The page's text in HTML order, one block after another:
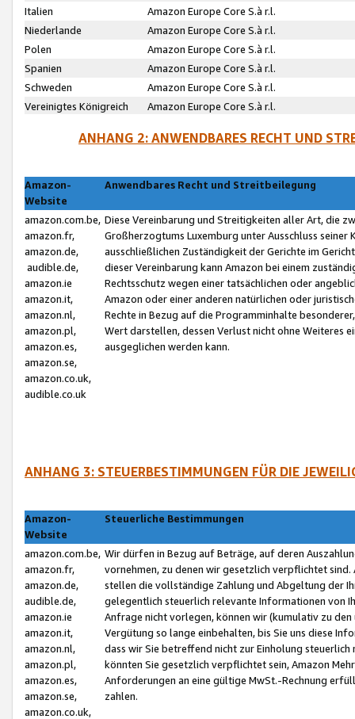
Italien
Amazon Europe Core S.à r.l.
Niederlande
Amazon Europe Core S.à r.l.
Polen
Amazon Europe Core S.à r.l.
Spanien
Amazon Europe Core S.à r.l.
Schweden
Amazon Europe Core S.à r.l.
Vereinigtes Königreich
Amazon Europe Core S.à r.l.
ANHANG 2: ANWENDBARES RECHT UND
Amazon-
Website
Anwendbares Recht und Streitbeilegung
amazon.com.be,
amazon.fr,
amazon.de,
audible.de,
amazon.ie
amazon.it,
amazon.nl,
amazon.pl,
amazon.es,
amazon.se,
amazon.co.uk,
audible.co.uk
Diese Vereinbarung und Streitigkeiten aller Art, die
Großherzogtums Luxemburg unter Ausschluss
ausschließlichen Zuständigkeit der Gerichte im
dieser Vereinbarung kann Amazon bei einem
Rechtsschutz wegen einer tatsächlichen oder
Amazon oder einer anderen natürlichen oder
Rechte in Bezug auf die Programminhalte
Wert darstellen, dessen Verlust nicht ohne Weiteres
ausgeglichen werden kann.
ANHANG 3: STEUERBESTIMMUNGEN FÜR DIE
Amazon-
Website
Steuerliche Bestimmungen
amazon.com.be,
amazon.fr,
amazon.de,
audible.de,
amazon.ie
amazon.it,
amazon.nl,
amazon.pl,
amazon.es,
amazon.se,
amazon.co.uk,
Wir dürfen in Bezug auf Beträge, auf deren
vornehmen, zu denen wir gesetzlich verpflichtet
stellen die vollständige Zahlung und Abgeltung der
gelegentlich steuerlich relevante Informationen von
Anfrage nicht vorlegen, können wir (kumulativ zu
Vergütung so lange einbehalten, bis Sie uns diese
dass wir Sie betreffend nicht zur Einholung
könnten Sie gesetzlich verpflichtet sein, Amazon
Anforderungen an eine gültige MwSt.-Rechnung
zahlen.